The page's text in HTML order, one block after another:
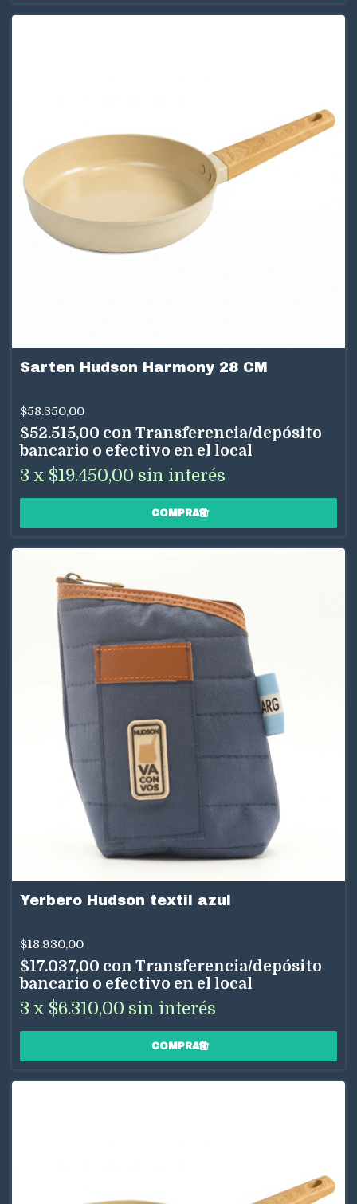
Sarten Hudson Harmony 28 CM
$58.350,00
$52.515,00 con Transferencia/depósito
bancario o efectivo en el local
3 x $19.450,00 sin interés
Yerbero Hudson textil azul
$18.930,00
$17.037,00 con Transferencia/depósito
bancario o efectivo en el local
3 x $6.310,00 sin interés